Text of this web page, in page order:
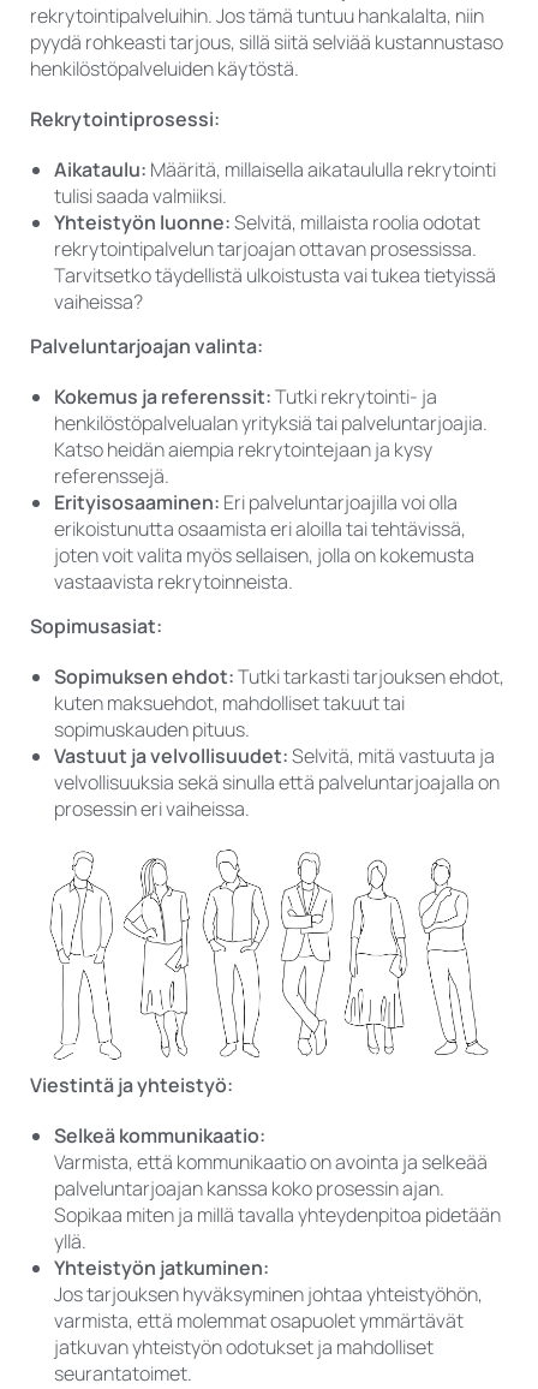
rekrytointipalveluihin. Jos tämä tuntuu hankalalta, niin
pyydä rohkeasti tarjous, sillä siitä selviää kustannustaso
henkilöstöpalveluiden käytöstä.
Rekrytointiprosessi:
Aikataulu: Määritä, millaisella aikataululla rekrytointi
tulisi saada valmiiksi.
Yhteistyön luonne:Selvitä, millaista roolia odotat
rekrytointipalvelun tarjoajan ottavan prosessissa.
Tarvitsetko täydellistä ulkoistusta vai tukea tietyissä
vaiheissa?
Palveluntarjoajan valinta:
Kokemus ja referenssit:Tutki rekrytointi- ja
henkilöstöpalvelualan yrityksiä tai palveluntarjoajia.
Katso heidän aiempia rekrytointejaan ja kysy
referenssejä.
Erityisosaaminen: Eri palveluntarjoajilla voi olla
erikoistunutta osaamista eri aloilla tai tehtävissä,
joten voit valita myös sellaisen, jolla on kokemusta
vastaavista rekrytoinneista.
Sopimusasiat:
Sopimuksen ehdot:Tutki tarkasti tarjouksen ehdot,
kuten maksuehdot, mahdolliset takuut tai
sopimuskauden pituus.
Vastuut ja velvollisuudet:Selvitä, mitä vastuuta ja
velvollisuuksia sekä sinulla että palveluntarjoajalla on
prosessin eri vaiheissa.
Viestintä ja yhteistyö:
Selkeä kommunikaatio:
Varmista, että kommunikaatio on avointa ja selkeää
palveluntarjoajan kanssa koko prosessin ajan.
Sopikaa miten ja millä tavalla yhteydenpitoa pidetään
yllä.
Yhteistyön jatkuminen:
Jos tarjouksen hyväksyminen johtaa yhteistyöhön,
varmista, että molemmat osapuolet ymmärtävät
jatkuvan yhteistyön odotukset ja mahdolliset
seurantatoimet.